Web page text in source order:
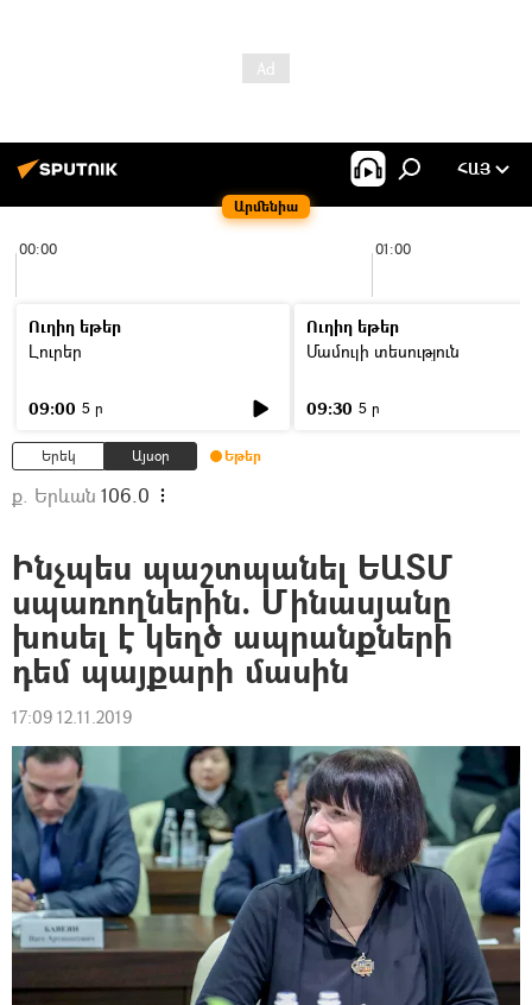
Արմենիա
ՀԱՅ
00:00 01:00
Ուղիղ եթեր
Լուրեր
09:00 5 ր
Ուղիղ եթեր
Մամուլի տեսություն
09:30 5 ր
Երեկ Այսօր Եթեր
ք. Երևան 106.0
Ինչպես պաշտպանել ԵԱՏՄ
սպառողներին. Մինասյանը
խոսել է կեղծ ապրանքների
դեմ պայքարի մասին
17:09 12.11.2019